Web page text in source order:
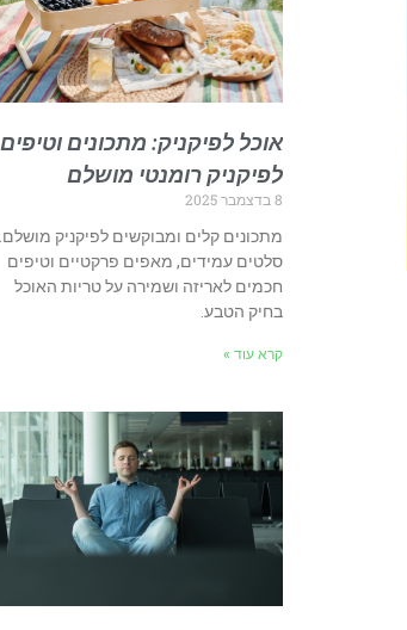
אוכל לפיקניק: מתכונים וטיפים
לפיקניק רומנטי מושלם
8 בדצמבר 2025
מתכונים קלים ומבוקשים לפיקניק מושלם.
סלטים עמידים, מאפים פרקטיים וטיפים
חכמים לאריזה ושמירה על טריות האוכל
בחיק הטבע.
קרא עוד »